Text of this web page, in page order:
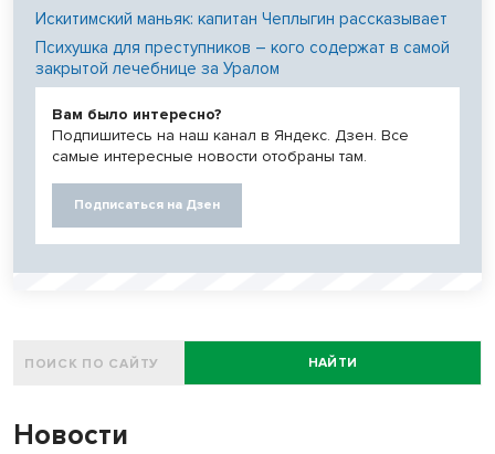
Искитимский маньяк: капитан Чеплыгин рассказывает
Психушка для преступников – кого содержат в самой
закрытой лечебнице за Уралом
Вам было интересно?
Подпишитесь на наш канал в Яндекс. Дзен. Все
самые интересные новости отобраны там.
Подписаться на Дзен
НАЙТИ
Новости